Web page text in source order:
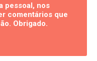
pessoal, nos
comentários que
Obrigado.